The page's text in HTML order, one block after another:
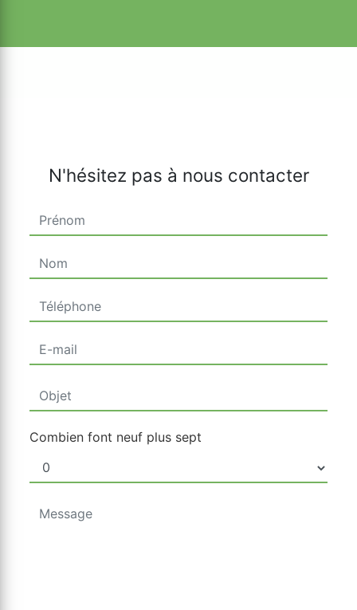
N'hésitez pas à nous contacter
Combien font neuf plus sept